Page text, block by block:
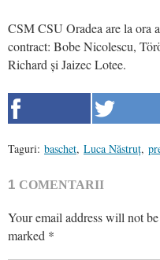
CSM CSU Oradea are la ora
contract: Bobe Nicolescu,
Richard și Jaizec Lotee.
Taguri: baschet, Luca Năstruț,
1 COMENTARII
Your email address will not
marked *